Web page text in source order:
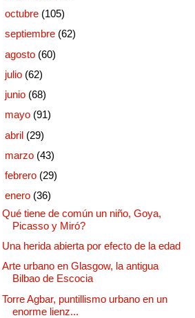
octubre (105)
septiembre (62)
agosto (60)
julio (62)
junio (68)
mayo (91)
abril (29)
marzo (43)
febrero (29)
enero (36)
Qué tiene de común un niño, Goya,
Picasso y Miró?
Una herida abierta por efecto de la edad
Arte urbano en Glasgow, la antigua
Bilbao de Escocia
Torre Agbar, puntillismo urbano en un
enorme lienz...